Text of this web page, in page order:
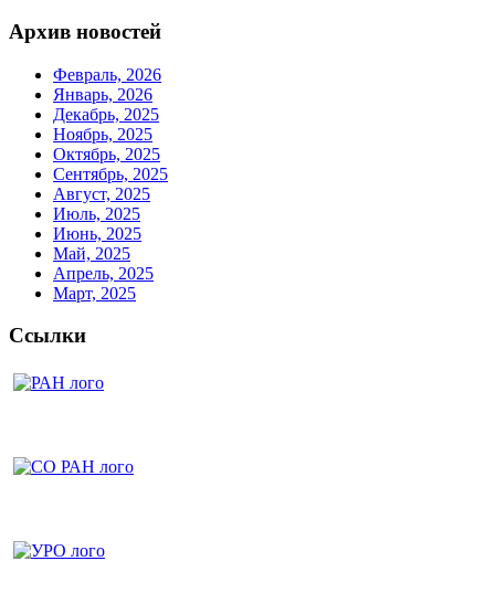
Архив новостей
Февраль, 2026
Январь, 2026
Декабрь, 2025
Ноябрь, 2025
Октябрь, 2025
Сентябрь, 2025
Август, 2025
Июль, 2025
Июнь, 2025
Май, 2025
Апрель, 2025
Март, 2025
Ссылки